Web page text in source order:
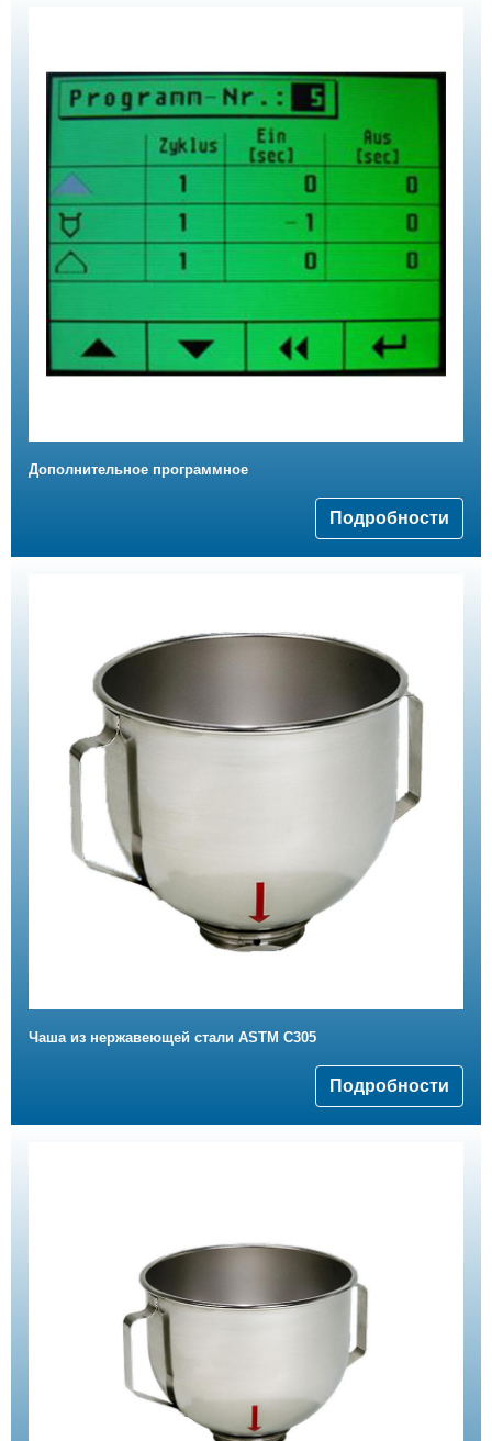
Дополнительное программное
Подробности
Чаша из нержавеющей стали ASTM C305
Подробности